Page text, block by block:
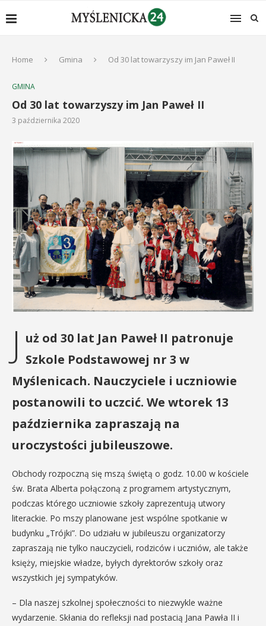
Home Gmina Od 30 lat towarzyszy im Jan Paweł II
GMINA
Od 30 lat towarzyszy im Jan Paweł II
3 października 2020
J uż od 30 lat Jan Paweł II patronuje
Szkole Podstawowej nr 3 w
Myślenicach. Nauczyciele i uczniowie
postanowili to uczcić. We wtorek 13
października zapraszają na
uroczystości jubileuszowe.
Obchody rozpoczną się mszą świętą o godz. 10.00 w kościele
św. Brata Alberta połączoną z programem artystycznym,
podczas którego uczniowie szkoły zaprezentują utwory
literackie. Po mszy planowane jest wspólne spotkanie w
budynku „Trójki”. Do udziału w jubileuszu organizatorzy
zapraszają nie tylko nauczycieli, rodziców i uczniów, ale także
księży, miejskie władze, byłych dyrektorów szkoły oraz
wszystkich jej sympatyków.
– Dla naszej szkolnej społeczności to niezwykle ważne
wydarzenie. Skłania do refleksji nad postacią Jana Pawła II i